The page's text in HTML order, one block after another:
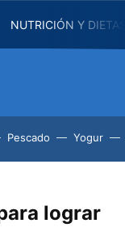
NUTRICIÓN Y
Pescado Yogur
lograr